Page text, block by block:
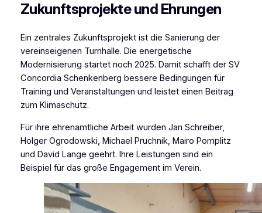
Zukunftsprojekte und Ehrungen
Ein zentrales Zukunftsprojekt ist die Sanierung der
vereinseigenen Turnhalle. Die energetische
Modernisierung startet noch 2025. Damit schafft der SV
Concordia Schenkenberg bessere Bedingungen für
Training und Veranstaltungen und leistet einen Beitrag
zum Klimaschutz.
Für ihre ehrenamtliche Arbeit wurden Jan Schreiber,
Holger Ogrodowski, Michael Pruchnik, Mairo Pomplitz
und David Lange geehrt. Ihre Leistungen sind ein
Beispiel für das große Engagement im Verein.